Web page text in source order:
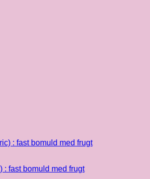
: fast bomuld med frugt